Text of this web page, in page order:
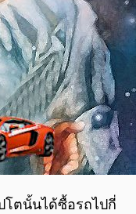
โตนั้นได้ซื้อรถไปกี่